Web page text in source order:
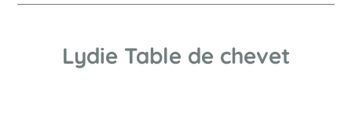
Lydie Table de chevet